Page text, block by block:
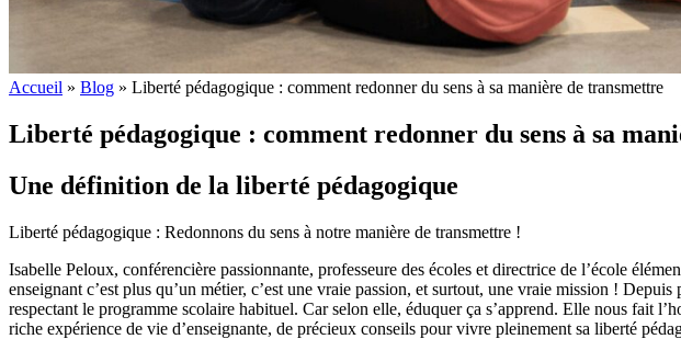
Accueil » Blog » Liberté pédagogique : comment redonner du sens à sa manière de transmettre
Liberté pédagogique : comment redonner du sens à sa
Une définition de la liberté pédagogique
Liberté pédagogique : Redonnons du sens à notre manière de transmettre !
Isabelle Peloux, conférencière passionnante, professeure des écoles et directrice de l’école
enseignant c’est plus qu’un métier, c’est une vraie passion, et surtout, une vraie mission !
respectant le programme scolaire habituel. Car selon elle, éduquer ça s’apprend. Elle nous fait
riche expérience de vie d’enseignante, de précieux conseils pour vivre pleinement sa liberté